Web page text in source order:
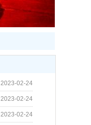
2023-02-24
2023-02-24
2023-02-24